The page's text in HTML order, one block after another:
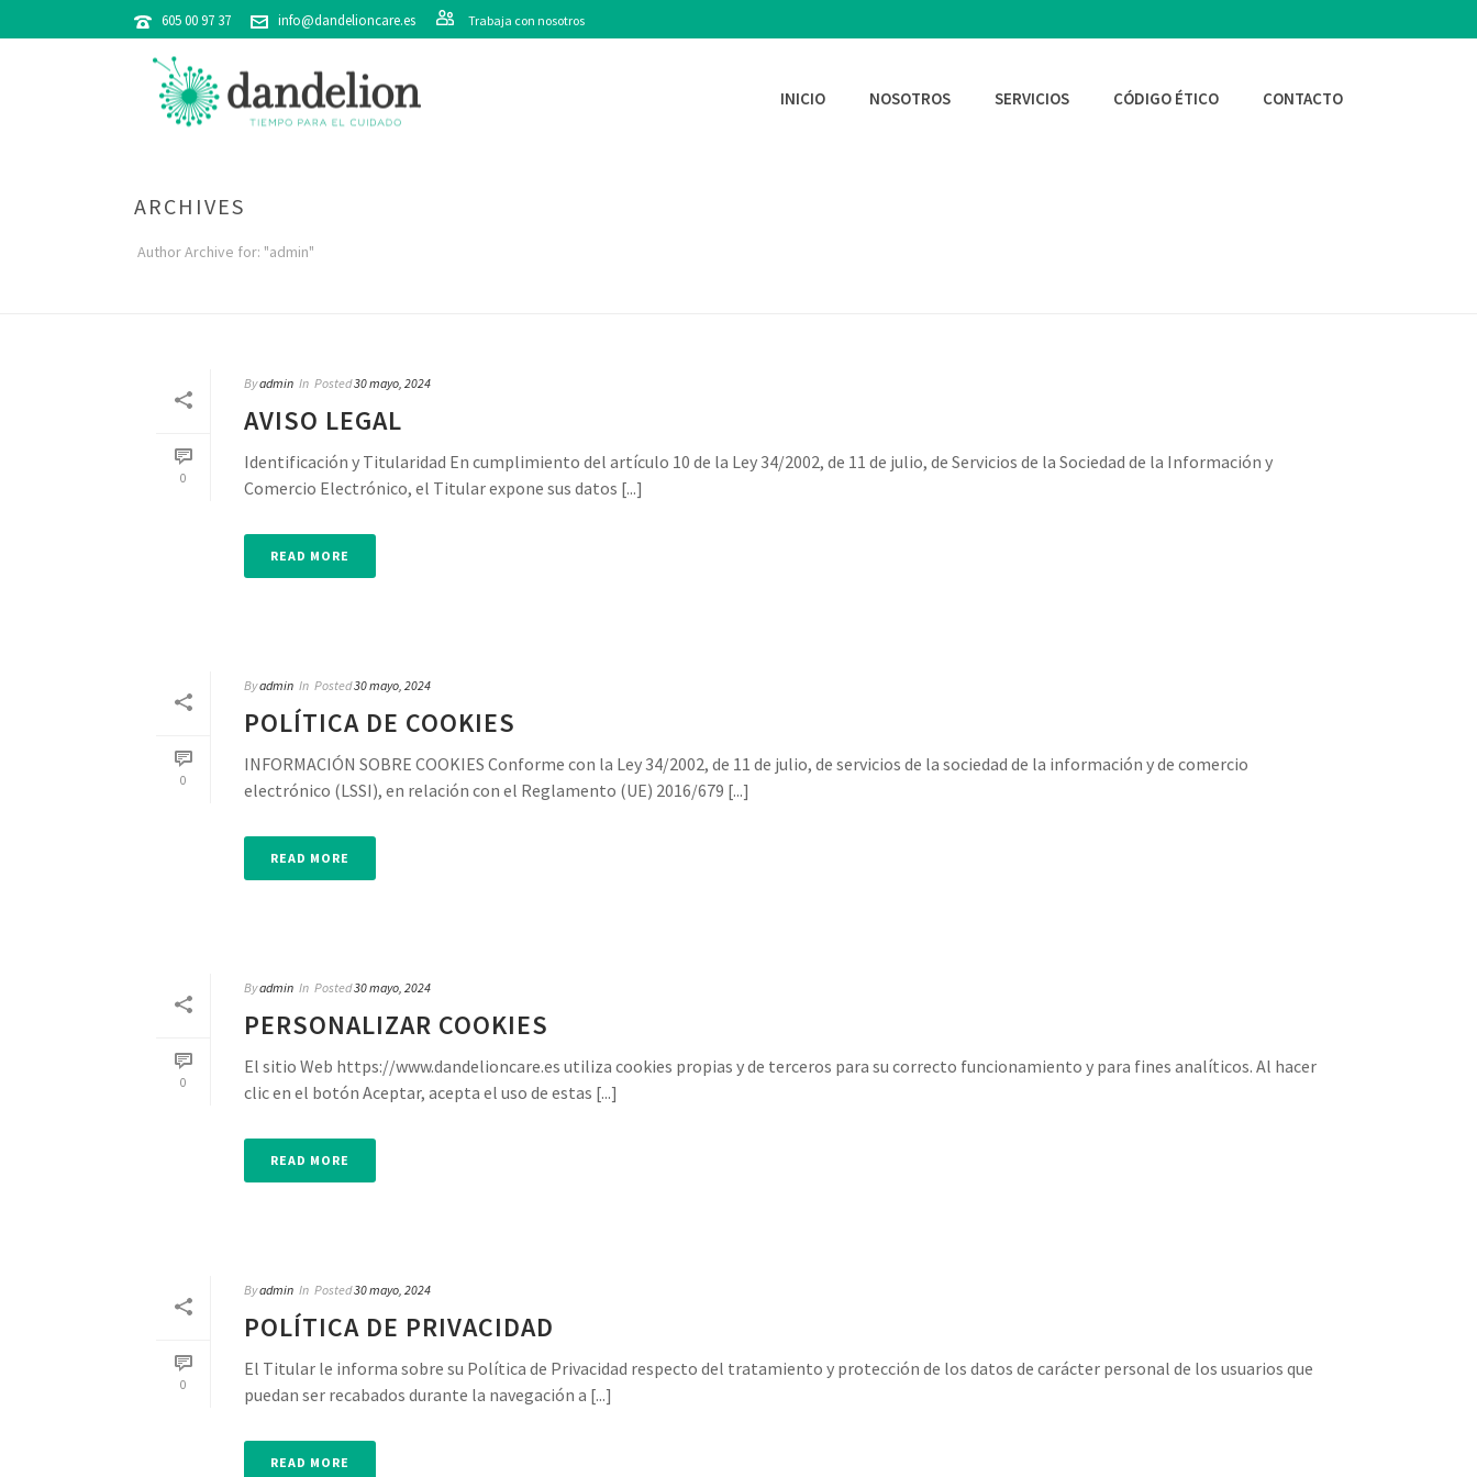
605 00 97 37 info@dandelioncare.es Trabaja con nosotros
INICIO NOSOTROS SERVICIOS CÓDIGO ÉTICO CONTACTO
ARCHIVES
Author Archive for: "admin"
0
Byadmin In Posted30 mayo, 2024
AVISO LEGAL
Identificación y Titularidad En cumplimiento del artículo 10 de la Ley 34/2002, de 11 de julio, de Servicios de la Sociedad de la Información y
Comercio Electrónico, el Titular expone sus datos [...]
READ MORE
0
Byadmin In Posted30 mayo, 2024
POLÍTICA DE COOKIES
INFORMACIÓN SOBRE COOKIES Conforme con la Ley 34/2002, de 11 de julio, de servicios de la sociedad de la información y de comercio
electrónico (LSSI), en relación con el Reglamento (UE) 2016/679 [...]
READ MORE
0
Byadmin In Posted30 mayo, 2024
PERSONALIZAR COOKIES
El sitio Web https://www.dandelioncare.es utiliza cookies propias y de terceros para su correcto funcionamiento y para fines analíticos. Al hacer
clic en el botón Aceptar, acepta el uso de estas [...]
READ MORE
0
Byadmin In Posted30 mayo, 2024
POLÍTICA DE PRIVACIDAD
El Titular le informa sobre su Política de Privacidad respecto del tratamiento y protección de los datos de carácter personal de los usuarios que
puedan ser recabados durante la navegación a [...]
READ MORE